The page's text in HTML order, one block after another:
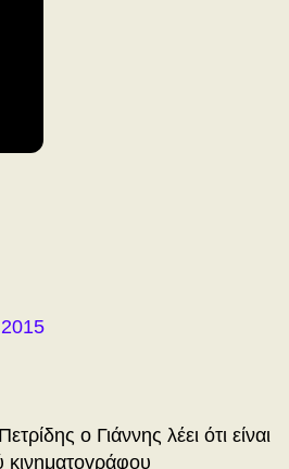
ο Γιάννης λέει ότι είναι
κινηματογράφου